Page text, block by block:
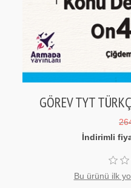
GÖREV TYT
İndirimli
Bu ürünü ilk